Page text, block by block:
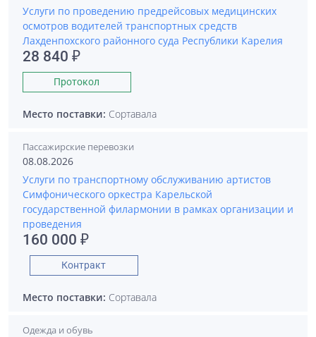
Услуги по проведению предрейсовых медицинских
осмотров водителей транспортных средств
Лахденпохского районного суда Республики Карелия
28 840 ₽
Протокол
Место поставки: Сортавала
Пассажирские перевозки
08.08.2026
Услуги по транспортному обслуживанию артистов
Симфонического оркестра Карельской
государственной филармонии в рамках организации и
проведения
160 000 ₽
Контракт
Место поставки: Сортавала
Одежда и обувь